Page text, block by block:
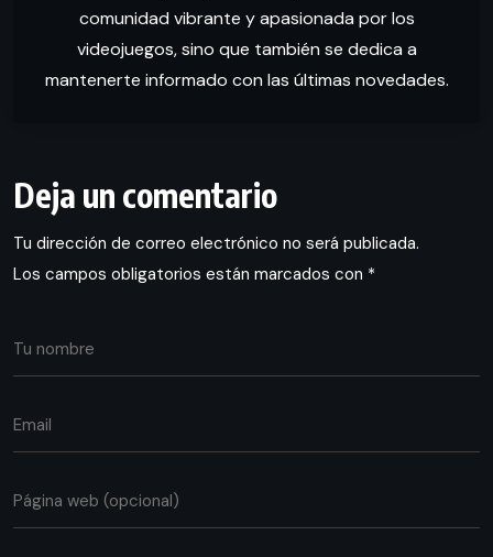
comunidad vibrante y apasionada por los
videojuegos, sino que también se dedica a
mantenerte informado con las últimas novedades.
Deja un comentario
Tu dirección de correo electrónico no será publicada.
Los campos obligatorios están marcados con *